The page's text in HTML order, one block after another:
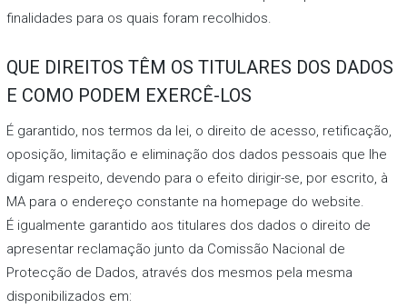
finalidades para os quais foram recolhidos.
QUE DIREITOS TÊM OS TITULARES DOS DADOS
E COMO PODEM EXERCÊ-LOS
É garantido, nos termos da lei, o direito de acesso, retificação,
oposição, limitação e eliminação dos dados pessoais que lhe
digam respeito, devendo para o efeito dirigir-se, por escrito, à
MA para o endereço constante na homepage do website.
É igualmente garantido aos titulares dos dados o direito de
apresentar reclamação junto da Comissão Nacional de
Protecção de Dados, através dos mesmos pela mesma
disponibilizados em: